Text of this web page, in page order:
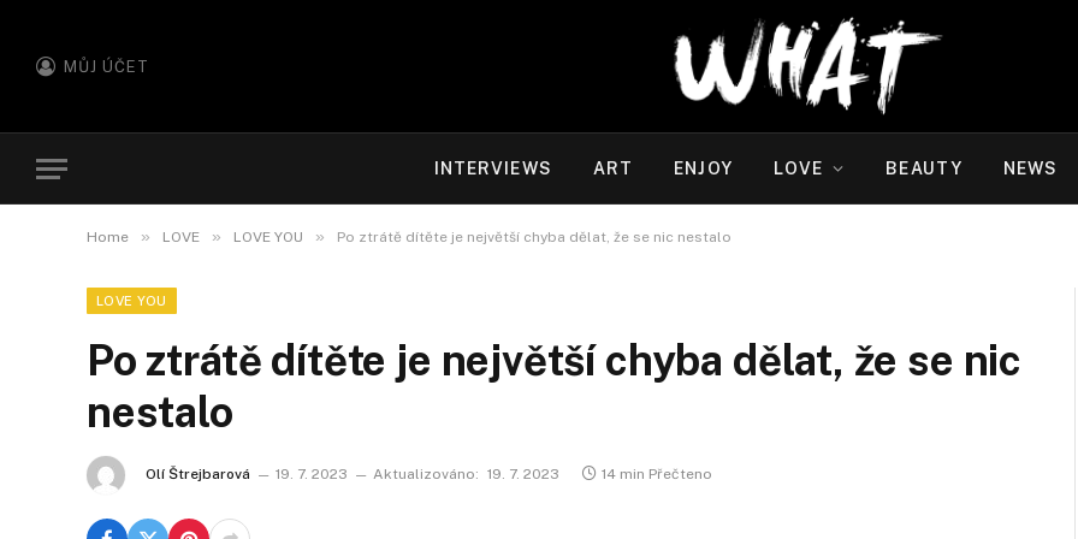
MŮJ ÚČET
INTERVIEWS ART ENJOY LOVE BEAUTY NEWS
Home » LOVE » LOVE YOU » Po ztrátě dítěte je největší chyba dělat, že se nic nestalo
LOVE YOU
Po ztrátě dítěte je největší chyba dělat, že se nic
nestalo
Olí Štrejbarová 19. 7. 2023 Aktualizováno: 19. 7. 2023 14 min Přečteno